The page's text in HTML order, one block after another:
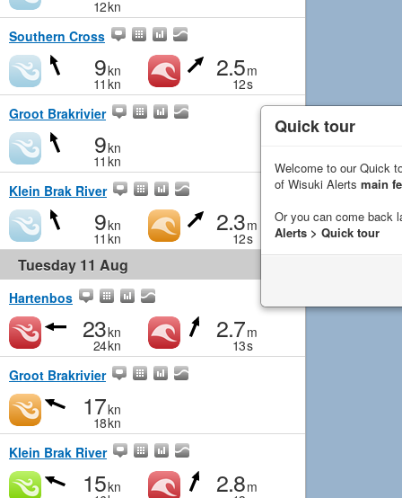
12kn
Southern Cross
9kn
11 kn
2.5m
12s
Groot Brakrivier
9kn
11 kn
Klein Brak River
9kn
11 kn
2.3m
12s
Tuesday 11 Aug
Hartenbos
23kn
24kn
2.7m
13s
Groot Brakrivier
17kn
18kn
Klein Brak River
15kn 2.8m
Quick tour
Welcome to our Quick
of Wisuki Alerts main
Or you can come back
Alerts > Quick tour